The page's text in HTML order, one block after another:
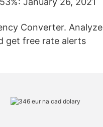
Converter. Analyze
get free rate alerts